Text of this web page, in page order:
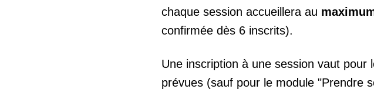
chaque session accueillera au
confirmée dès 6 inscrits).
Une inscription à une session vaut pour
prévues (sauf pour le module "Prendre